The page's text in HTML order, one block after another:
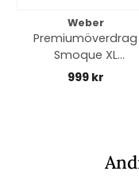
Weber
Premiumöverdrag
Smoque XL
pelletsgrill - black
999 kr